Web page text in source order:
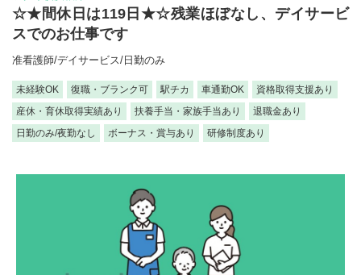
☆★間休日は119日★☆残業ほぼなし、デイサービ
スでのお仕事です
准看護師/デイサービス/日勤のみ
未経験OK 復職・ブランク可 駅チカ 車通勤OK
資格取得支援あり
産休・育休取得実績あり
扶養手当・家族手当あり
退職金あり
日勤のみ/夜勤なし
ボーナス・賞与あり 研修制度あり